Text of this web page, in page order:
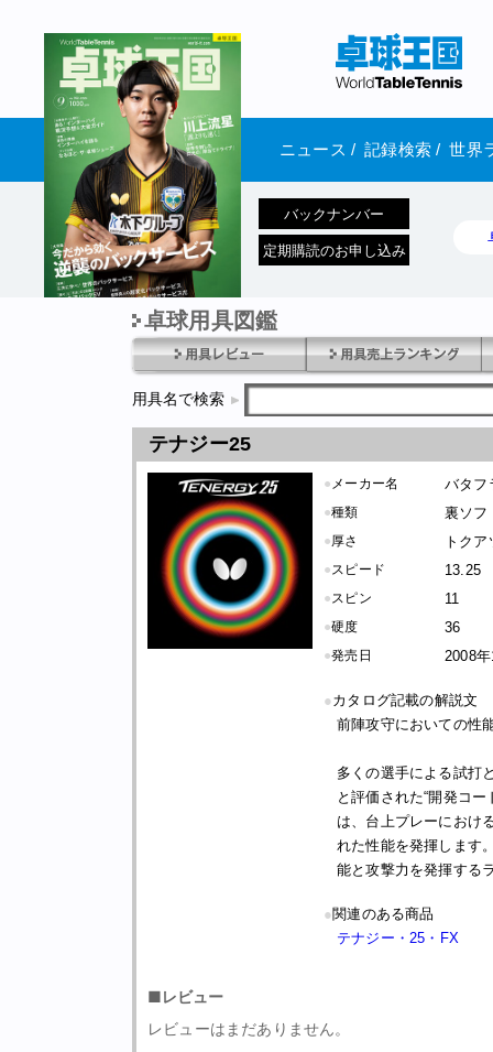
ニュース / 記録検索 / 世界
1970年1月01日 発売
バックナンバー
定期購読のお申し込み
卓球用具図鑑
用具名で検索
テナジー25
● メーカー名 バタフ
●種類 裏ソフ
●厚さ トク
●スピード 13.25
●スピン 11
●硬度 36
●発売日 2008
●カタログ記載の解説文
前陣攻守においての性
多くの選手による試打
と評価された“開発コ
は、台上プレーにおけ
れた性能を発揮します
能と攻撃力を発揮する
●関連のある商品
テナジー・25・FX
■レビュー
レビューはまだありません。